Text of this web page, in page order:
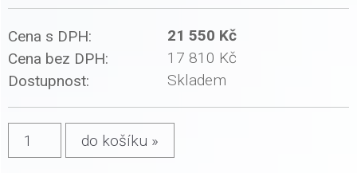
Cena s DPH:
21 550 Kč
Cena bez DPH:
17 810 Kč
Dostupnost:
Skladem